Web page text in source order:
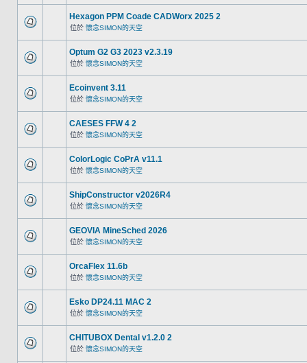
Hexagon PPM Coade CADWorx 2025 2
位於 懷念SIMON的天空
Optum G2 G3 2023 v2.3.19
位於 懷念SIMON的天空
Ecoinvent 3.11
位於 懷念SIMON的天空
CAESES FFW 4 2
位於 懷念SIMON的天空
ColorLogic CoPrA v11.1
位於 懷念SIMON的天空
ShipConstructor v2026R4
位於 懷念SIMON的天空
GEOVIA MineSched 2026
位於 懷念SIMON的天空
OrcaFlex 11.6b
位於 懷念SIMON的天空
Esko DP24.11 MAC 2
位於 懷念SIMON的天空
CHITUBOX Dental v1.2.0 2
位於 懷念SIMON的天空